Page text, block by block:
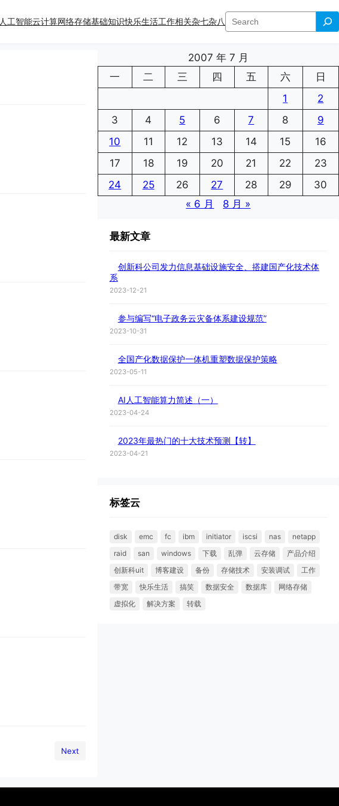
人工智能云计算网络存储基础知识快乐生活工作相关杂七杂八
搜
索
Next
2007 年 7 月
一
二 三 四 五 六
日
1
2
3
4 5 6 7 8
9
10
11 12 13 14 15
16
17
18 19 20 21 22
23
24
25 26 27 28 29
30
« 6 月
8 月 »
最新文章
创新科公司发力信息基础设施安全、搭建国产化技术体
系
2023-12-21
参与编写“电子政务云灾备体系建设规范”
2023-10-31
全国产化数据保护一体机重塑数据保护策略
2023-05-11
AI人工智能算力简述（一）
2023-04-24
2023年最热门的十大技术预测【转】
2023-04-21
标签云
disk emc fc ibm initiator iscsi nas
netapp
raid
san windows 下载 乱弹 云存储
产品介绍
创新科uit
博客建设 备份 存储技术 安装调试
工作
带宽
快乐生活 搞笑 数据安全 数据库
网络存储
虚拟化
解决方案 转载